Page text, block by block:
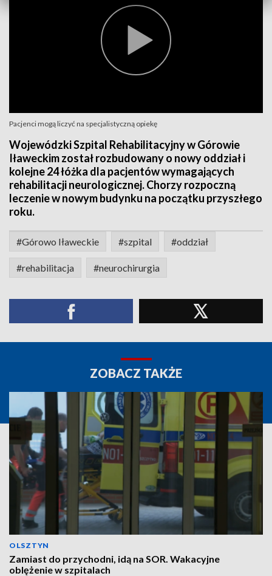
Pacjenci mogą liczyć na specjalistyczną opiekę
Wojewódzki Szpital Rehabilitacyjny w Górowie
Iławeckim został rozbudowany o nowy oddział i
kolejne 24 łóżka dla pacjentów wymagających
rehabilitacji neurologicznej. Chorzy rozpoczną
leczenie w nowym budynku na początku przyszłego
roku.
#Górowo Iławeckie #szpital #oddział
#rehabilitacja #neurochirurgia
ZOBACZ TAKŻE
OLSZTYN
Zamiast do przychodni, idą na SOR. Wakacyjne
oblężenie w szpitalach